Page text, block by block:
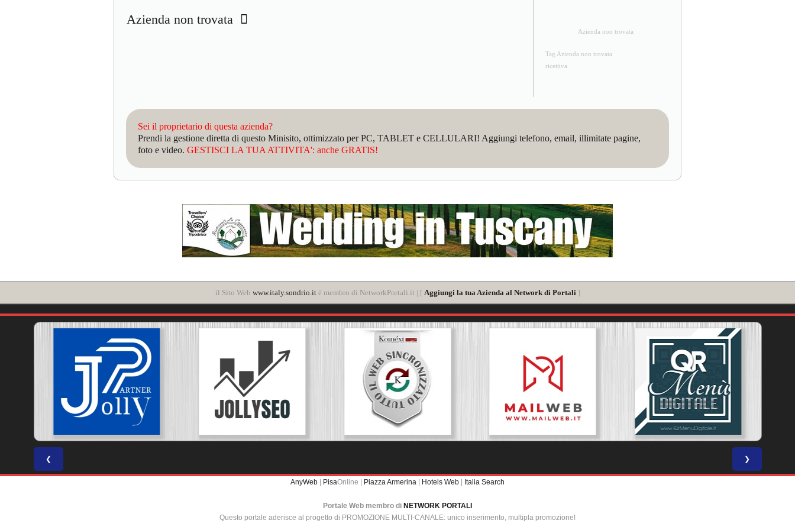
Azienda non trovata
Azienda non trovata
Tag Azienda non trovata
ricettiva
Sei il proprietario di questa azienda?
Prendi la gestione diretta di questo Minisito, ottimizzato per PC, TABLET e CELLULARI! Aggiungi telefono, email, illimitate pagine,
foto e video. GESTISCI LA TUA ATTIVITA': anche GRATIS!
il Sito Web www.italy.sondrio.itè membro di NetworkPortali.it | [ Aggiungi la tua Azienda al Network di Portali ]
❮ ❯
AnyWeb | PisaOnline | Piazza Armerina | Hotels Web | Italia Search
Portale Web membro di NETWORK PORTALI
Questo portale aderisce al progetto di PROMOZIONE MULTI-CANALE: unico inserimento, multipla promozione!